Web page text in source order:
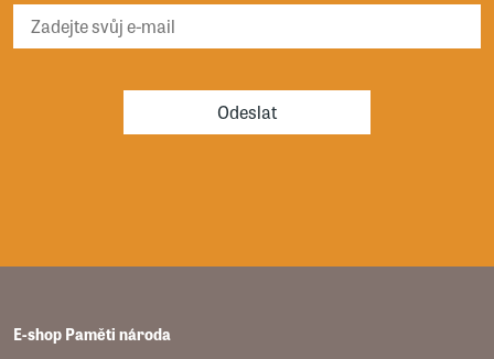
Odeslat
E-shop Paměti národa